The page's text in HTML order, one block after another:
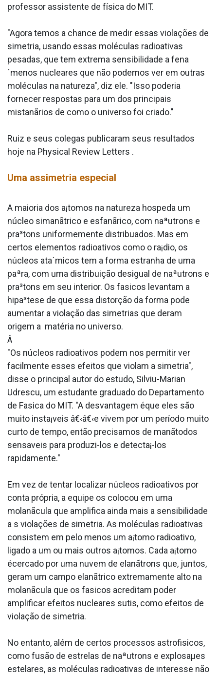
professor assistente de física do MIT.
"Agora temos a chance de medir essas violações de
simetria, usando essas moléculas radioativas
pesadas, que tem extrema sensibilidade a fena
´menos nucleares que não podemos ver em outras
moléculas na natureza", diz ele. "Isso poderia
fornecer respostas para um dos principais
mistanãrios de como o universo foi criado."
Ruiz e seus colegas publicaram seus resultados
hoje na Physical Review Letters .
Uma assimetria especial
A maioria dos a¡tomos na natureza hospeda um
núcleo simanãtrico e esfanãrico, com naªutrons e
pra³tons uniformemente distribua­dos. Mas em
certos elementos radioativos como o ra¡dio, os
núcleos ata´micos tem a forma estranha de uma
paªra, com uma distribuição desigual de naªutrons e
pra³tons em seu interior. Os fa­sicos levantam a
hipa³tese de que essa distorção da forma pode
aumentar a violação das simetrias que deram
origem a matéria no universo.
Â
"Os núcleos radioativos podem nos permitir ver
facilmente esses efeitos que violam a simetria",
disse o principal autor do estudo, Silviu-Marian
Udrescu, um estudante graduado do Departamento
de Fa­sica do MIT. "A desvantagem éque eles são
muito insta¡veis â€‹â€‹e vivem por um período muito
curto de tempo, então precisamos de manãtodos
sensa­veis para produzi-los e detecta¡-los
rapidamente."
Em vez de tentar localizar núcleos radioativos por
conta própria, a equipe os colocou em uma
molanãcula que amplifica ainda mais a sensibilidade
a s violações de simetria. As moléculas radioativas
consistem em pelo menos um a¡tomo radioativo,
ligado a um ou mais outros a¡tomos. Cada a¡tomo
écercado por uma nuvem de elanãtrons que, juntos,
geram um campo elanãtrico extremamente alto na
molanãcula que os fa­sicos acreditam poder
amplificar efeitos nucleares sutis, como efeitos de
violação de simetria.
No entanto, além de certos processos astrofisicos,
como fusão de estrelas de naªutrons e explosaµes
estelares, as moléculas radioativas de interesse não